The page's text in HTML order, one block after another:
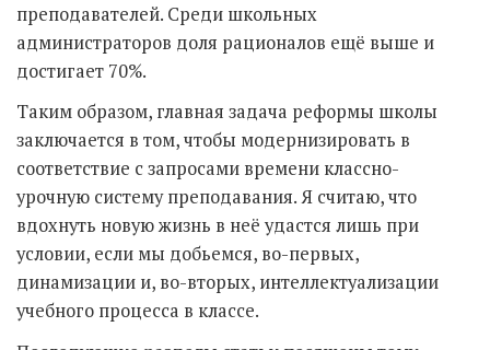
преподавателей. Среди школьных
администраторов доля рационалов ещё выше и
достигает 70%.
Таким образом, главная задача реформы школы
заключается в том, чтобы модернизировать в
соответствие с запросами времени классно-
урочную систему преподавания. Я считаю, что
вдохнуть новую жизнь в неё удастся лишь при
условии, если мы добьемся, во-первых,
динамизации и, во-вторых, интеллектуализации
учебного процесса в классе.